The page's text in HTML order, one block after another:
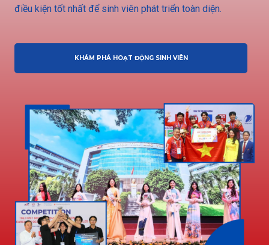
điều kiện tốt nhất để sinh viên phát triển toàn diện.
KHÁM PHÁ HOẠT ĐỘNG SINH VIÊN